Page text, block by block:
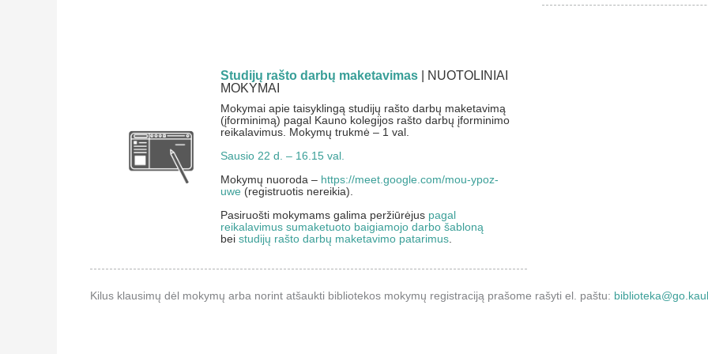
Studijų rašto darbų maketavimas | NUOTOLINIAI
MOKYMAI
Mokymai apie taisyklingą studijų rašto darbų maketavimą
(įforminimą) pagal Kauno kolegijos rašto darbų įforminimo
reikalavimus. Mokymų trukmė – 1 val.
Sausio 22 d. – 16.15 val.
Mokymų nuoroda – https://meet.google.com/mou-ypoz-
uwe (registruotis nereikia).
Pasiruošti mokymams galima peržiūrėjus pagal
reikalavimus sumaketuoto baigiamojo darbo šabloną
bei studijų rašto darbų maketavimo patarimus.
Kilus klausimų dėl mokymų arba norint atšaukti bibliotekos mokymų registraciją prašome rašyti el. paštu: